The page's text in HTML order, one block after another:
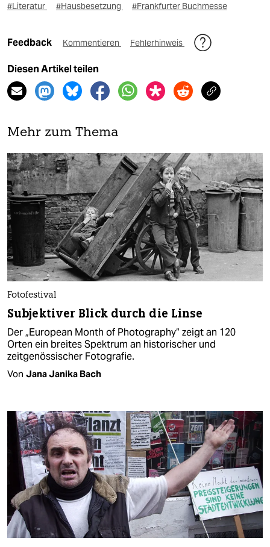
#Literatur #Hausbesetzung #Frankfurter Buchmesse
Feedback Kommentieren Fehlerhinweis
Diesen Artikel teilen
Mehr zum Thema
Fotofestival
Subjektiver Blick durch die Linse
Der „European Month of Photography“ zeigt an 120
Orten ein breites Spektrum an historischer und
zeitgenössischer Fotografie.
Von Jana Janika Bach